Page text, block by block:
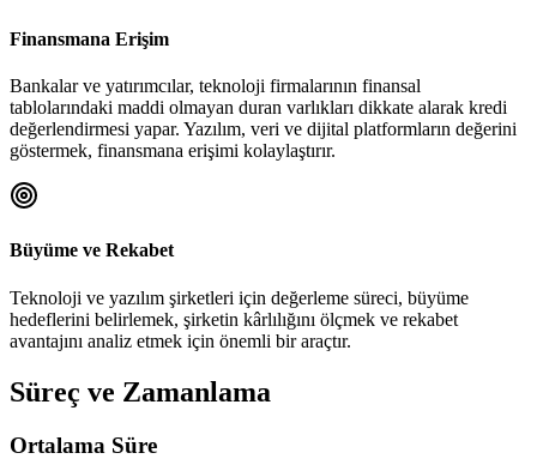
Finansmana Erişim
Bankalar ve yatırımcılar, teknoloji firmalarının finansal
tablolarındaki maddi olmayan duran varlıkları dikkate alarak kredi
değerlendirmesi yapar. Yazılım, veri ve dijital platformların değerini
göstermek, finansmana erişimi kolaylaştırır.
Büyüme ve Rekabet
Teknoloji ve yazılım şirketleri için değerleme süreci, büyüme
hedeflerini belirlemek, şirketin kârlılığını ölçmek ve rekabet
avantajını analiz etmek için önemli bir araçtır.
Süreç ve Zamanlama
Ortalama Süre